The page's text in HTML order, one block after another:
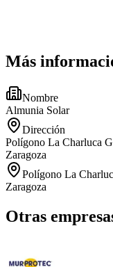
Más
Nombre
Almunia Solar
Dirección
Polígono La Charluca
Zaragoza
Polígono La
Zaragoza
Otras